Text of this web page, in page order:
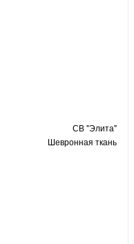
СВ "Элита"
Шевронная ткань